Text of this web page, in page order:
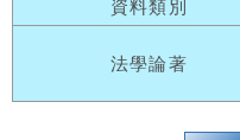
資料類別
法學論著